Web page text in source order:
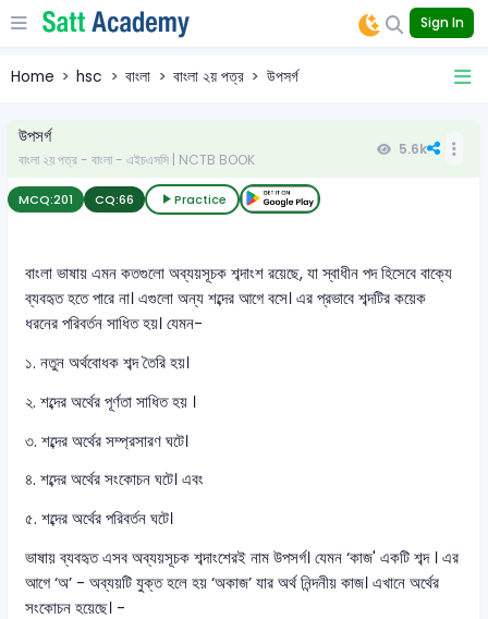
Sign In
Home hsc বাংলা বাংলা ২য় পত্র উপসর্গ
উপসর্গ
বাংলা ২য় পত্র - বাংলা - এইচএসসি | NCTB BOOK
5.6k
MCQ:201 CQ:66 Practice
বাংলা ভাষায় এমন কতগুলো অব্যয়সূচক শব্দাংশ রয়েছে, যা স্বাধীন পদ হিসেবে বাক্যে
ব্যবহৃত হতে পারে না। এগুলো অন্য শব্দের আগে বসে। এর প্রভাবে শব্দটির কয়েক
ধরনের পরিবর্তন সাধিত হয়। যেমন-
১. নতুন অর্থবোধক শব্দ তৈরি হয়।
২. শব্দের অর্থের পূর্ণতা সাধিত হয় ।
৩. শব্দের অর্থের সম্প্রসারণ ঘটে।
৪. শব্দের অর্থের সংকোচন ঘটে। এবং
৫. শব্দের অর্থের পরিবর্তন ঘটে।
ভাষায় ব্যবহৃত এসব অব্যয়সূচক শব্দাংশেরই নাম উপসর্গ। যেমন ‘কাজ' একটি শব্দ । এর
আগে ‘অ’ - অব্যয়টি যুক্ত হলে হয় ‘অকাজ’ যার অর্থ নিন্দনীয় কাজ। এখানে অর্থের
সংকোচন হয়েছে। -